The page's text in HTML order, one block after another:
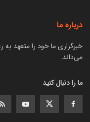
درباره ما
خبرگزاری ما خود را متعهد به
می‌داند.
ما را دنبال کنید